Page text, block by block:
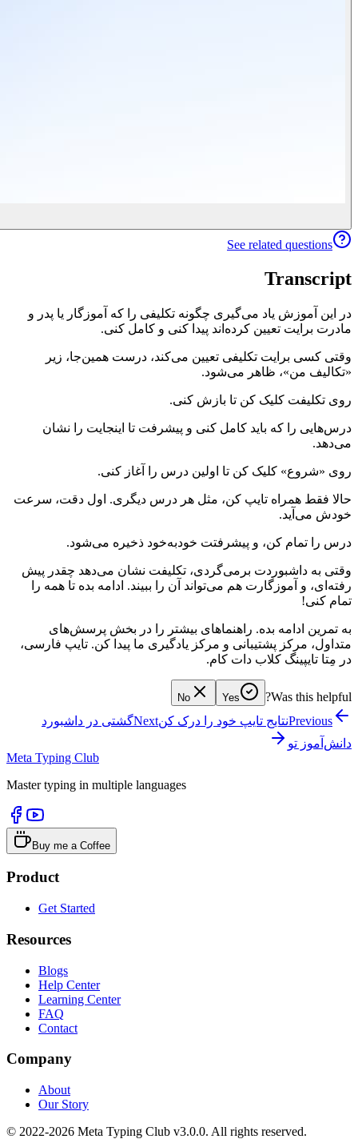
See related questions
Transcript
در این آموزش یاد می‌گیری چگونه تکلیفی را که آموزگار یا پدر و
مادرت برایت تعیین کرده‌اند پیدا کنی و کامل کنی.
وقتی کسی برایت تکلیفی تعیین می‌کند، درست همین‌جا، زیر
«تکالیف من»، ظاهر می‌شود.
روی تکلیفت کلیک کن تا بازش کنی.
درس‌هایی را که باید کامل کنی و پیشرفت تا اینجایت را نشان
می‌دهد.
روی «شروع» کلیک کن تا اولین درس را آغاز کنی.
حالا فقط همراه تایپ کن، مثل هر درس دیگری. اول دقت، سرعت
خودش می‌آید.
درس را تمام کن، و پیشرفتت خودبه‌خود ذخیره می‌شود.
وقتی به داشبوردت برمی‌گردی، تکلیفت نشان می‌دهد چقدر پیش
رفته‌ای، و آموزگارت هم می‌تواند آن را ببیند. ادامه بده تا همه را
تمام کنی!
به تمرین ادامه بده. راهنماهای بیشتر را در بخش پرسش‌های
متداول، مرکز پشتیبانی و مرکز یادگیری ما پیدا کن. تایپ فارسی،
در مِتا تایپینگ کلاب دات کام.
Was this helpful?
Yes
No
Previousنتایج تایپ خود را درک کنNextگشتی در داشبورد
دانش‌آموز تو
Meta Typing Club
Master typing in multiple languages
Buy me a Coffee
Product
Get Started
Resources
Blogs
Help Center
Learning Center
FAQ
Contact
Company
About
Our Story
© 2022-2026 Meta Typing Club v3.0.0. All rights reserved.